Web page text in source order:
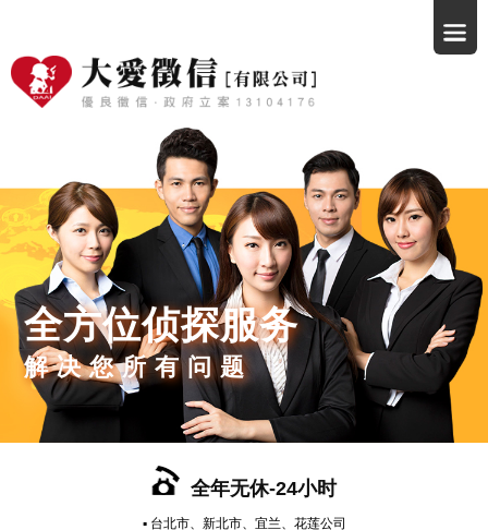
全方位侦探服务
解决您所有问题
全年无休-24小时
▪ 台北市、新北市、宜兰、花莲公司